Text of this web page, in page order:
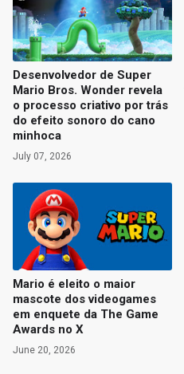
Desenvolvedor de Super
Mario Bros. Wonder revela
o processo criativo por trás
do efeito sonoro do cano
minhoca
July 07, 2026
Mario é eleito o maior
mascote dos videogames
em enquete da The Game
Awards no X
June 20, 2026